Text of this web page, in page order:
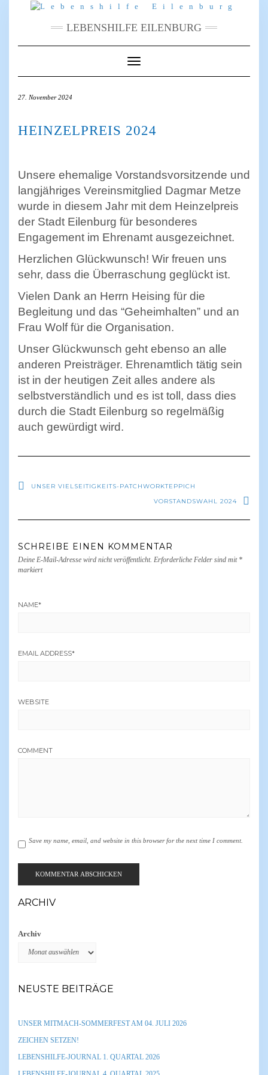
LEBENSHILFE EILENBURG
Toggle
Navigation
27. November 2024
HEINZELPREIS 2024
Unsere ehemalige Vorstandsvorsitzende und
langjähriges Vereinsmitglied Dagmar Metze
wurde in diesem Jahr mit dem Heinzelpreis
der Stadt Eilenburg für besonderes
Engagement im Ehrenamt ausgezeichnet.
Herzlichen Glückwunsch! Wir freuen uns
sehr, dass die Überraschung geglückt ist.
Vielen Dank an Herrn Heising für die
Begleitung und das “Geheimhalten” und an
Frau Wolf für die Organisation.
Unser Glückwunsch geht ebenso an alle
anderen Preisträger. Ehrenamtlich tätig sein
ist in der heutigen Zeit alles andere als
selbstverständlich und es ist toll, dass dies
durch die Stadt Eilenburg so regelmäßig
auch gewürdigt wird.
UNSER VIELSEITIGKEITS-PATCHWORKTEPPICH
VORSTANDSWAHL 2024
SCHREIBE EINEN KOMMENTAR
Deine E-Mail-Adresse wird nicht veröffentlicht. Erforderliche Felder sind mit *
markiert
NAME*
EMAIL ADDRESS*
WEBSITE
COMMENT
Save my name, email, and website in this browser for the next time I comment.
ARCHIV
Archiv
NEUSTE BEITRÄGE
UNSER MITMACH-SOMMERFEST AM 04. JULI 2026
ZEICHEN SETZEN!
LEBENSHILFE-JOURNAL 1. QUARTAL 2026